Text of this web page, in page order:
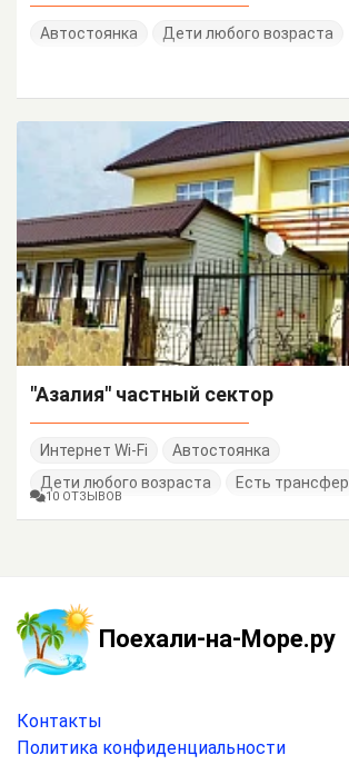
Автостоянка Дети любого возраста
"Азалия" частный сектор
Интернет Wi-Fi
Автостоянка
Дети любого возраста
Есть трансфер
10 ОТЗЫВОВ
Поехали-на-Море.ру
Контакты
Политика конфиденциальности